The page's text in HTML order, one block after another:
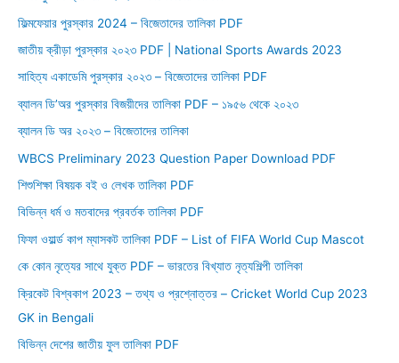
ফিল্মফেয়ার পুরস্কার 2024 – বিজেতাদের তালিকা PDF
জাতীয় ক্রীড়া পুরস্কার ২০২৩ PDF | National Sports Awards 2023
সাহিত্য একাডেমি পুরস্কার ২০২৩ – বিজেতাদের তালিকা PDF
ব্যালন ডি’অর পুরস্কার বিজয়ীদের তালিকা PDF – ১৯৫৬ থেকে ২০২৩
ব্যালন ডি অর ২০২৩ – বিজেতাদের তালিকা
WBCS Preliminary 2023 Question Paper Download PDF
শিশুশিক্ষা বিষয়ক বই ও লেখক তালিকা PDF
বিভিন্ন ধর্ম ও মতবাদের প্রবর্তক তালিকা PDF
ফিফা ওয়ার্ল্ড কাপ ম্যাসকট তালিকা PDF – List of FIFA World Cup Mascot
কে কোন নৃত্যের সাথে যুক্ত PDF – ভারতের বিখ্যাত নৃত্যশিল্পী তালিকা
ক্রিকেট বিশ্বকাপ 2023 – তথ্য ও প্রশ্নোত্তর – Cricket World Cup 2023
GK in Bengali
বিভিন্ন দেশের জাতীয় ফুল তালিকা PDF